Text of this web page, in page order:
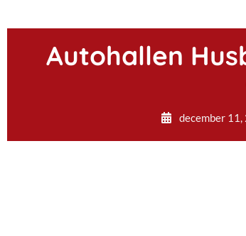
Autohallen
december 11,